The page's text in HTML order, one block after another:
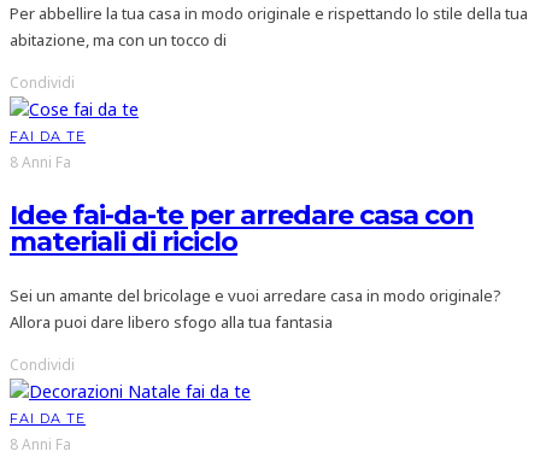
Per abbellire la tua casa in modo originale e rispettando lo stile della tua
abitazione, ma con un tocco di
Condividi
FAI DA TE
8 Anni Fa
Idee fai-da-te per arredare casa con
materiali di riciclo
Sei un amante del bricolage e vuoi arredare casa in modo originale?
Allora puoi dare libero sfogo alla tua fantasia
Condividi
FAI DA TE
8 Anni Fa